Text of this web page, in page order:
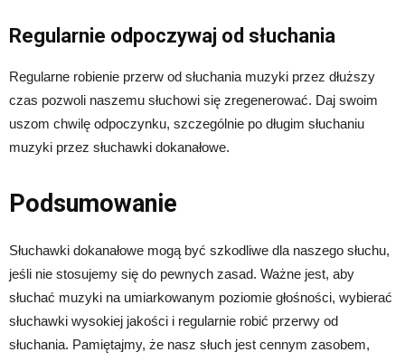
Regularnie odpoczywaj od słuchania
Regularne robienie przerw od słuchania muzyki przez dłuższy
czas pozwoli naszemu słuchowi się zregenerować. Daj swoim
uszom chwilę odpoczynku, szczególnie po długim słuchaniu
muzyki przez słuchawki dokanałowe.
Podsumowanie
Słuchawki dokanałowe mogą być szkodliwe dla naszego słuchu,
jeśli nie stosujemy się do pewnych zasad. Ważne jest, aby
słuchać muzyki na umiarkowanym poziomie głośności, wybierać
słuchawki wysokiej jakości i regularnie robić przerwy od
słuchania. Pamiętajmy, że nasz słuch jest cennym zasobem,